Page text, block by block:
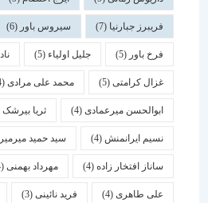
فریبرز جبارنیا(7) سیروس باور(6)
فرخ باور(5) جلیل اولیاء(5) نادر
غزال کرامتی(5) محمد علی مرادی(4)
ابوالحسن میرعمادی(4) ثریا بیرشک(4)
نسیم ایرانمنش(4) سید حمید میرمیران(4)
ساناز افتخار زاده(4) مهرداد بهمنی (4)
علی طاهری(4) فرید نائینی(3) مهناز